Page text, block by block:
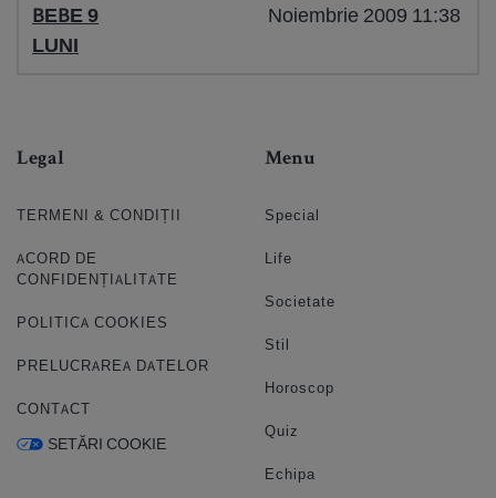
BEBE 9
LUNI
Noiembrie 2009 11:38
Legal
TERMENI & CONDIȚII
ACORD DE
CONFIDENȚIALITATE
POLITICA COOKIES
PRELUCRAREA DATELOR
CONTACT
SETĂRI COOKIE
Menu
Special
Life
Societate
Stil
Horoscop
Quiz
Echipa